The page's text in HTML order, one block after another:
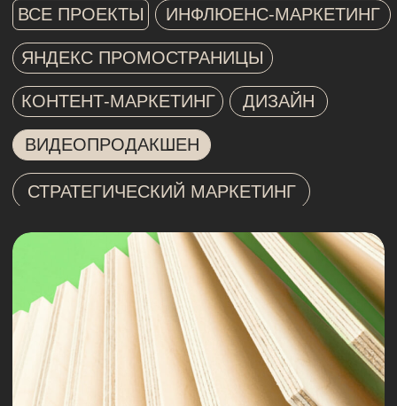
СТРАТЕГИЧЕСКИЙ МАРКЕТИНГ
имиджевые ролики для
продвижение для «ренессанс